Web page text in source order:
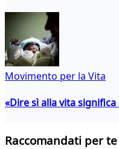
Movimento per la Vita
«Dire sì alla vita significa
Raccomandati per te